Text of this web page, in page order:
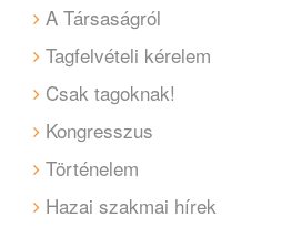
A Társaságról
Tagfelvételi kérelem
Csak tagoknak!
Kongresszus
Történelem
Hazai szakmai hírek